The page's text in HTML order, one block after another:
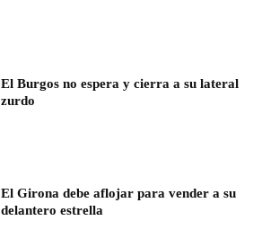
El Burgos no espera y cierra a su lateral
zurdo
El Girona debe aflojar para vender a su
delantero estrella